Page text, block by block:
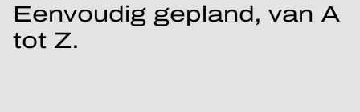
Eenvoudig gepland, van A
tot Z.